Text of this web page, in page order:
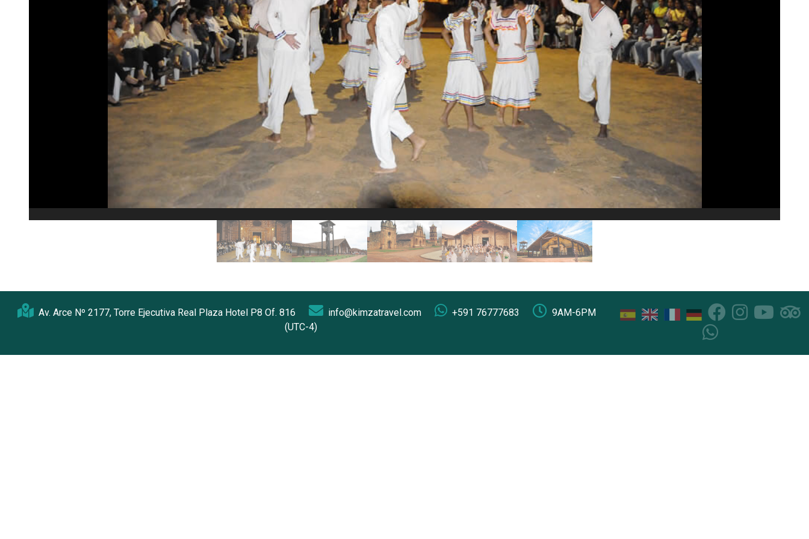
Av. Arce Nº 2177, Torre Ejecutiva Real Plaza Hotel P8 Of. 816 info@kimzatravel.com +591 76777683
9AM-6PM
(UTC-4)